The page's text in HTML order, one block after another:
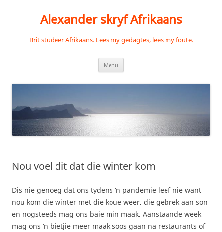
Alexander skryf Afrikaans
Brit studeer Afrikaans. Lees my gedagtes, lees my foute.
Menu
Nou voel dit dat die winter kom
Dis nie genoeg dat ons tydens ‘n pandemie leef nie want
nou kom die winter met die koue weer, die gebrek aan son
en nogsteeds mag ons baie min maak, Aanstaande week
mag ons ‘n bietjie meer maak soos gaan na restaurants of